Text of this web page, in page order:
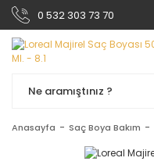
0 532 303 73 70
Anasayfa Saç Boya Bakım